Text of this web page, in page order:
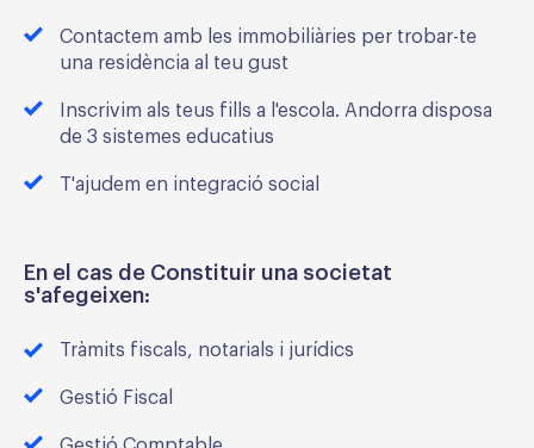
Contactem amb les immobiliàries per trobar-te
una residència al teu gust
Inscrivim als teus fills a l'escola. Andorra disposa
de 3 sistemes educatius
T'ajudem en integració social
En el cas de Constituir una societat
s'afegeixen:
Tràmits fiscals, notarials i jurídics
Gestió Fiscal